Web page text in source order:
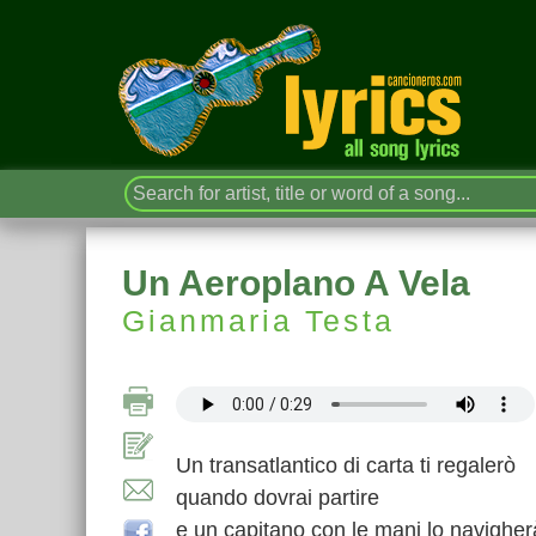
Un Aeroplano A Vela
Gianmaria Testa
Un transatlantico di carta ti regalerò
quando dovrai partire
e un capitano con le mani lo